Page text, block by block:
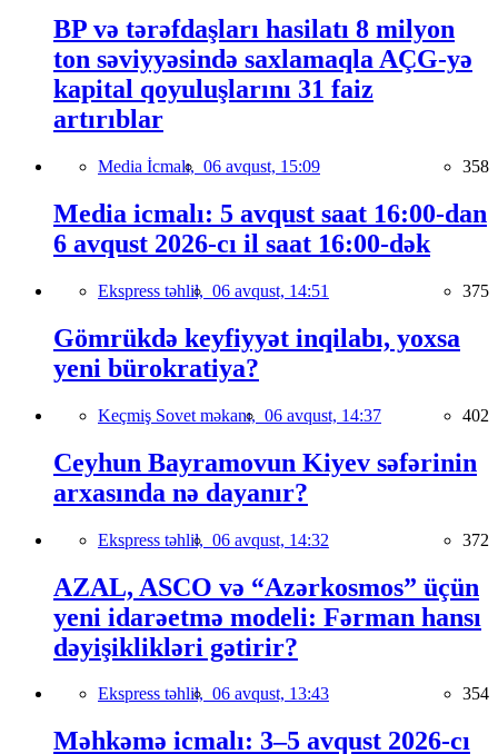
BP və tərəfdaşları hasilatı 8 milyon
ton səviyyəsində saxlamaqla AÇG-yə
kapital qoyuluşlarını 31 faiz
artırıblar
Media İcmalı, 06 avqust, 15:09 358
Media icmalı: 5 avqust saat 16:00-dan
6 avqust 2026-cı il saat 16:00-dək
Ekspress təhlil, 06 avqust, 14:51 375
Gömrükdə keyfiyyət inqilabı, yoxsa
yeni bürokratiya?
Keçmiş Sovet məkanı, 06 avqust, 14:37 402
Ceyhun Bayramovun Kiyev səfərinin
arxasında nə dayanır?
Ekspress təhlil, 06 avqust, 14:32 372
AZAL, ASCO və “Azərkosmos” üçün
yeni idarəetmə modeli: Fərman hansı
dəyişiklikləri gətirir?
Ekspress təhlil, 06 avqust, 13:43 354
Məhkəmə icmalı: 3–5 avqust 2026-cı